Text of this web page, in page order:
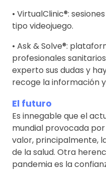
• VirtualClinic®:
tipo videojuego.
• Ask & Solve®:
profesionales
experto sus dudas y
recoge la información
El futuro
Es innegable que el
mundial provocada por
valor, principalmente,
de la salud. Otra
pandemia es la